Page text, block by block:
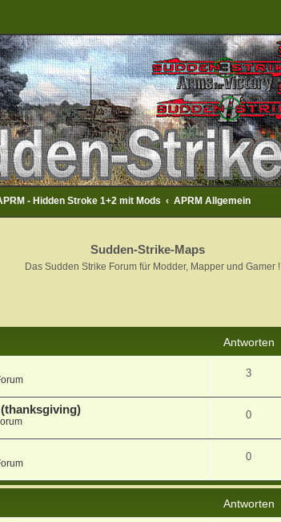
- Hidden Stroke 1+2 mit Mods APRM Allgemein
Sudden-Strike-Maps
Das Sudden Strike Forum für Modder, Mapper und Gamer !
Antworten
3
0
0
Antworten